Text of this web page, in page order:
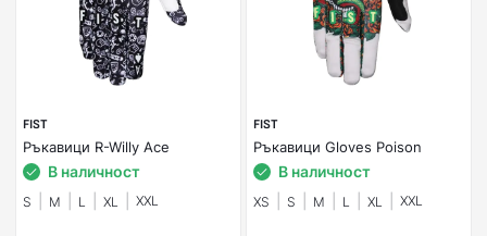
FIST
Ръкавици R-Willy Ace
В наличност
S M L XL XXL
FIST
Ръкавици Gloves Poison
В наличност
XS S M L XL XXL